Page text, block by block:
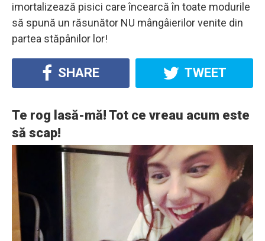
imortalizează pisici care încearcă în toate modurile
să spună un răsunător NU mângâierilor venite din
partea stăpânilor lor!
SHARE TWEET
Te rog lasă-mă! Tot ce vreau acum este
să scap!